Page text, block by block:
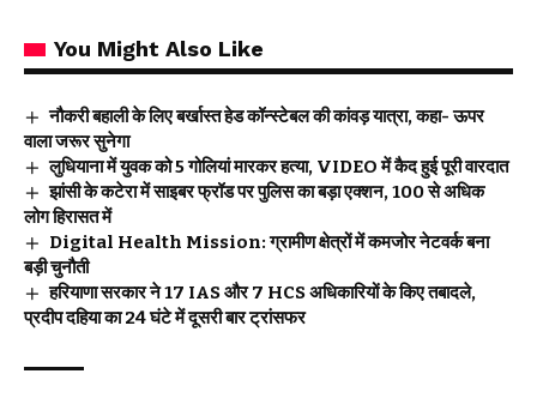
You Might Also Like
नौकरी बहाली के लिए बर्खास्त हेड कॉन्स्टेबल की कांवड़ यात्रा, कहा- ऊपर
वाला जरूर सुनेगा
लुधियाना में युवक को 5 गोलियां मारकर हत्या, VIDEO में कैद हुई पूरी वारदात
झांसी के कटेरा में साइबर फ्रॉड पर पुलिस का बड़ा एक्शन, 100 से अधिक
लोग हिरासत में
Digital Health Mission: ग्रामीण क्षेत्रों में कमजोर नेटवर्क बना
बड़ी चुनौती
हरियाणा सरकार ने 17 IAS और 7 HCS अधिकारियों के किए तबादले,
प्रदीप दहिया का 24 घंटे में दूसरी बार ट्रांसफर